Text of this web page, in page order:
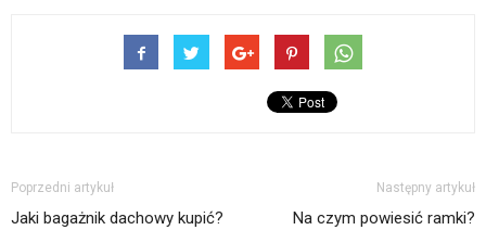
Poprzedni artykuł
Jaki bagażnik dachowy kupić?
Następny artykuł
Na czym powiesić ramki?